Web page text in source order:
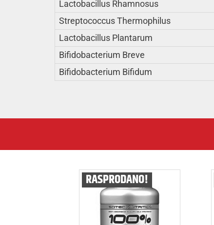
Lactobacillus Rhamnosus
Streptococcus Thermophilus
Lactobacillus Plantarum
Bifidobacterium Breve
Bifidobacterium Bifidum
RASPRODANO!